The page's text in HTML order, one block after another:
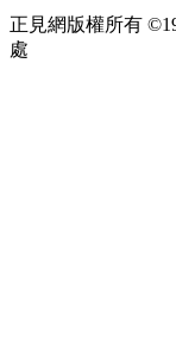
正見網版權所有
處